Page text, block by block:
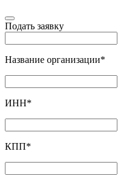
Подать заявку
Название организации*
ИНН*
КПП*